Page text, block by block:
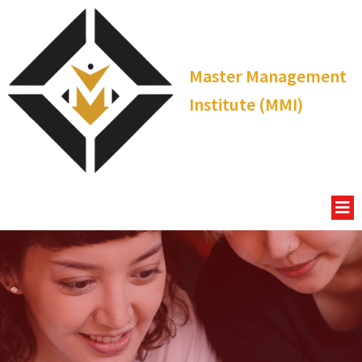
Master Management
Institute (MMI)